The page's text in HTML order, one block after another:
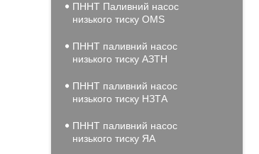
ПННТ Паливний насос
низького тиску OMS
ПННТ паливний насос
низького тиску АЗТН
ПННТ паливний насос
низького тиску НЗТА
ПННТ паливний насос
низького тиску ЯА